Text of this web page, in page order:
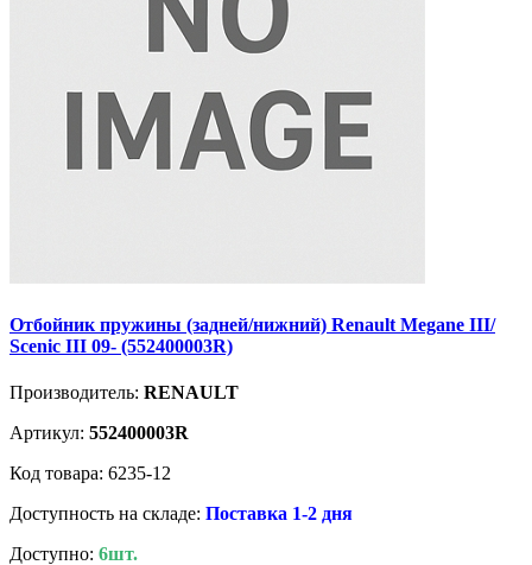
Отбойник пружины (задней/нижний) Renault Megane III/
Scenic III 09- (552400003R)
Производитель: RENAULT
Артикул: 552400003R
Код товара: 6235-12
Доступность на складе: Поставка 1-2 дня
Доступно: 6шт.